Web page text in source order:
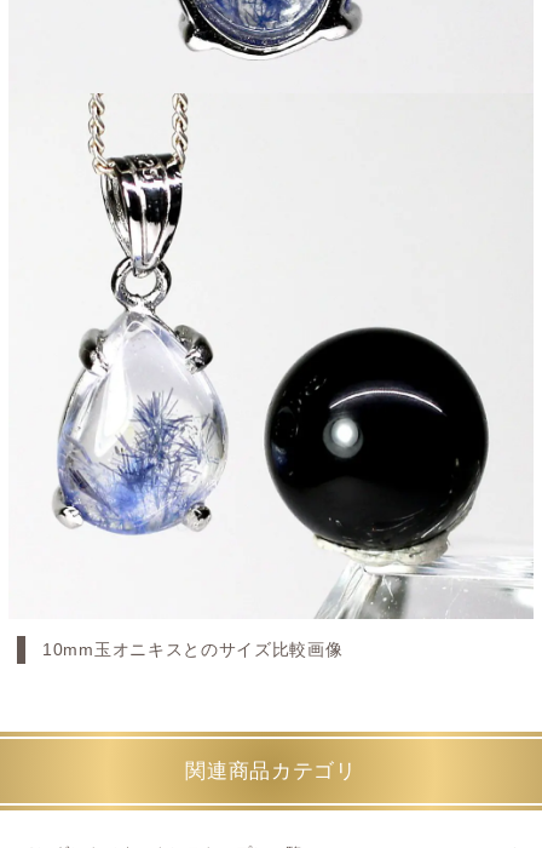
10mm玉オニキスとのサイズ比較画像
関連商品カテゴリ